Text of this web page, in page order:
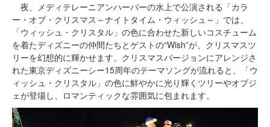
夜、メディテレーニアンハーバーの水上で公演される「カラ
ー・オブ・クリスマス～ナイトタイム・ウィッシュ～」では、
「ウィッシュ・クリスタル」の色に合わせた新しいコスチューム
を着たディズニーの仲間たちとゲストの“Wish”が、クリスマスツ
リーを幻想的に輝かせます。クリスマスバージョンにアレンジさ
れた東京ディズニーシー15周年のテーマソングが流れると、「ウ
ィッシュ・クリスタル」の色に鮮やかに光り輝くツリーやオブジ
ェが登場し、ロマンティックな雰囲気に包まれます。